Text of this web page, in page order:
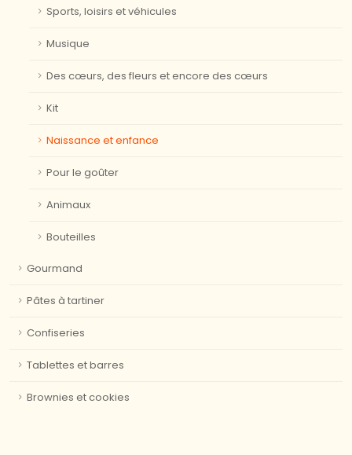
Sports, loisirs et véhicules
Musique
Des cœurs, des fleurs et encore des cœurs
Kit
Naissance et enfance
Pour le goûter
Animaux
Bouteilles
Gourmand
Pâtes à tartiner
Confiseries
Tablettes et barres
Brownies et cookies